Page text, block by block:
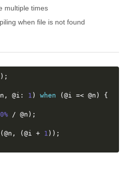
multiple times
when file is not found
);
, @i : 1 ) when ( @i =< @n ) {
/ @n );
( @n , ( @i + 1 ));